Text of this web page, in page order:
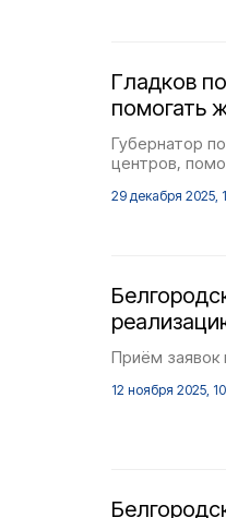
Гладков
помогать
Губернатор
центров,
29 декабря 2025,
Приём заявок
12 ноября 2025,